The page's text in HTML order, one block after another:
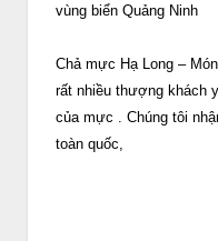
vùng biển Quảng Ninh
Chả mực Hạ Long –
rất nhiều thượng khách
của mực . Chúng tôi
toàn quốc,